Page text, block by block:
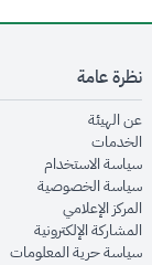
نظرة عامة
عن الهيئةnew window
الخدماتnew window
سياسة الاستخدام
سياسة الخصوصية
المركز الإعلاميwindow
المشاركة الإلكترونية
سياسة حرية المعلومات